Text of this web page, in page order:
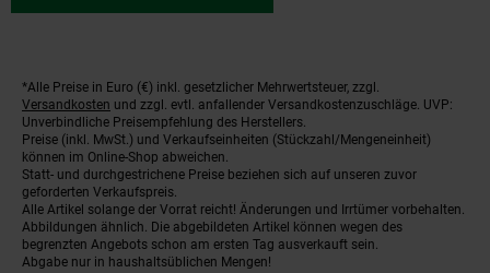
Fußnoten
*Alle Preise in Euro (€) inkl. gesetzlicher Mehrwertsteuer, zzgl.
Versandkosten und zzgl. evtl. anfallender Versandkostenzuschläge. UVP:
Unverbindliche Preisempfehlung des Herstellers.
Preise (inkl. MwSt.) und Verkaufseinheiten (Stückzahl/Mengeneinheit)
können im Online-Shop abweichen.
Statt- und durchgestrichene Preise beziehen sich auf unseren zuvor
geforderten Verkaufspreis.
Alle Artikel solange der Vorrat reicht! Änderungen und Irrtümer vorbehalten.
Abbildungen ähnlich. Die abgebildeten Artikel können wegen des
begrenzten Angebots schon am ersten Tag ausverkauft sein.
Abgabe nur in haushaltsüblichen Mengen!